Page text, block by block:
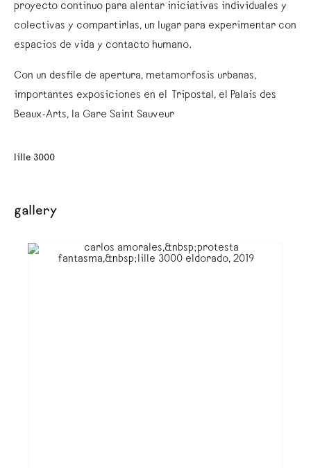
proyecto continuo para alentar iniciativas individuales y
colectivas y compartirlas, un lugar para experimentar con
espacios de vida y contacto humano.
Con un desfile de apertura, metamorfosis urbanas,
importantes exposiciones en el Tripostal, el Palais des
Beaux-Arts, la Gare Saint Sauveur
lille 3000
gallery